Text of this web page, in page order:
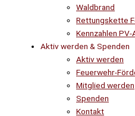
Waldbrand
Rettungskette
Kennzahlen PV-
Aktiv werden & Spenden
Aktiv werden
Feuerwehr-
Mitglied werden
Spenden
Kontakt